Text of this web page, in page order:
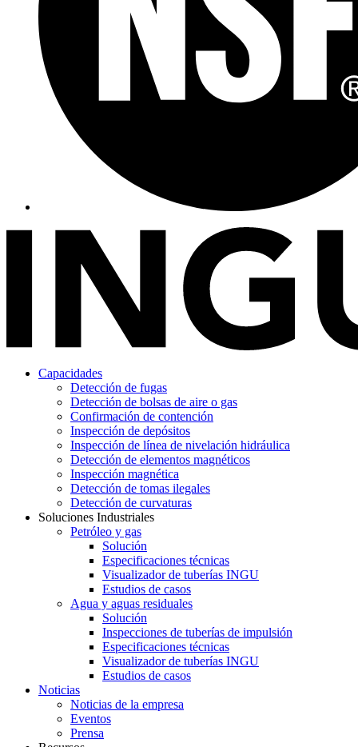
Capacidades
Detección de fugas
Detección de bolsas de aire o gas
Confirmación de contención
Inspección de depósitos
Inspección de línea de nivelación hidráulica
Detección de elementos magnéticos
Inspección magnética
Detección de tomas ilegales
Detección de curvaturas
Soluciones Industriales
Petróleo y gas
Solución
Especificaciones técnicas
Visualizador de tuberías INGU
Estudios de casos
Agua y aguas residuales
Solución
Inspecciones de tuberías de impulsión
Especificaciones técnicas
Visualizador de tuberías INGU
Estudios de casos
Noticias
Noticias de la empresa
Eventos
Prensa